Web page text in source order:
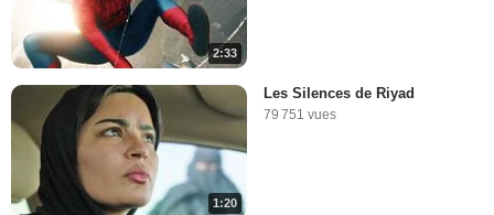
2:33
1:20
Les Silences de Riyad
79 751 vues